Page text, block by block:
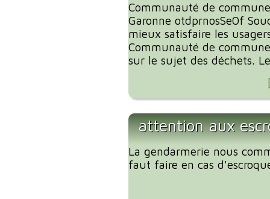
Communauté de
Garonne otdprnosSe0f
mieux satisfaire les
Communauté de
sur le sujet des déchets.
attention aux
La gendarmerie nous
faut faire en cas